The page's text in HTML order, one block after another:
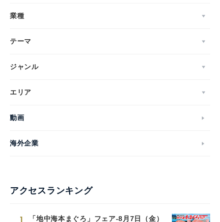
業種
テーマ
ジャンル
エリア
動画
海外企業
アクセスランキング
1 「地中海本まぐろ」フェア-8月7日（金）